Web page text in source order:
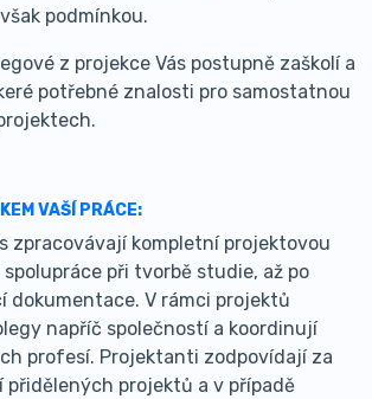
podmínkou.
z projekce Vás postupně zaškolí a
potřebné znalosti pro samostatnou
VAŠÍ PRÁCE:
zpracovávají kompletní projektovou
při tvorbě studie, až po
dokumentace. V rámci projektů
napříč společností a koordinují
profesí. Projektanti zodpovídají za
přidělených projektů a v případě